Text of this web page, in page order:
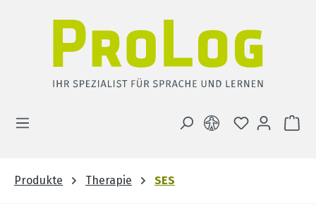
DU HAST 0
Produkte Therapie SES